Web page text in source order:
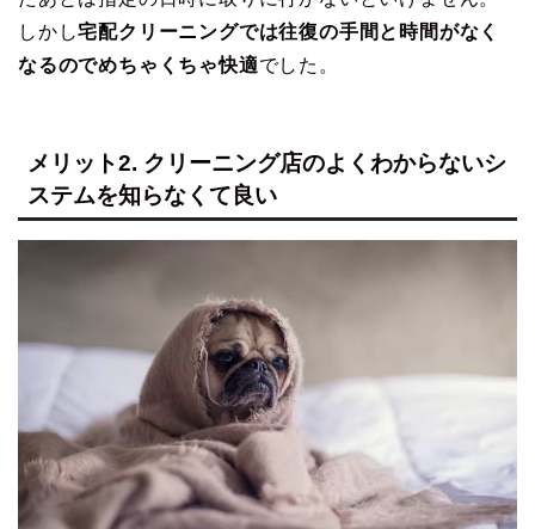
しかし宅配クリーニングでは往復の手間と時間がなく
なるのでめちゃくちゃ快適でした。
メリット2. クリーニング店のよくわからないシ
ステムを知らなくて良い